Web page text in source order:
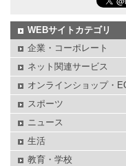
WEBサイトカテゴリ
企業・コーポレート
ネット関連サービス
オンラインショップ・
スポーツ
ニュース
生活
教育・学校